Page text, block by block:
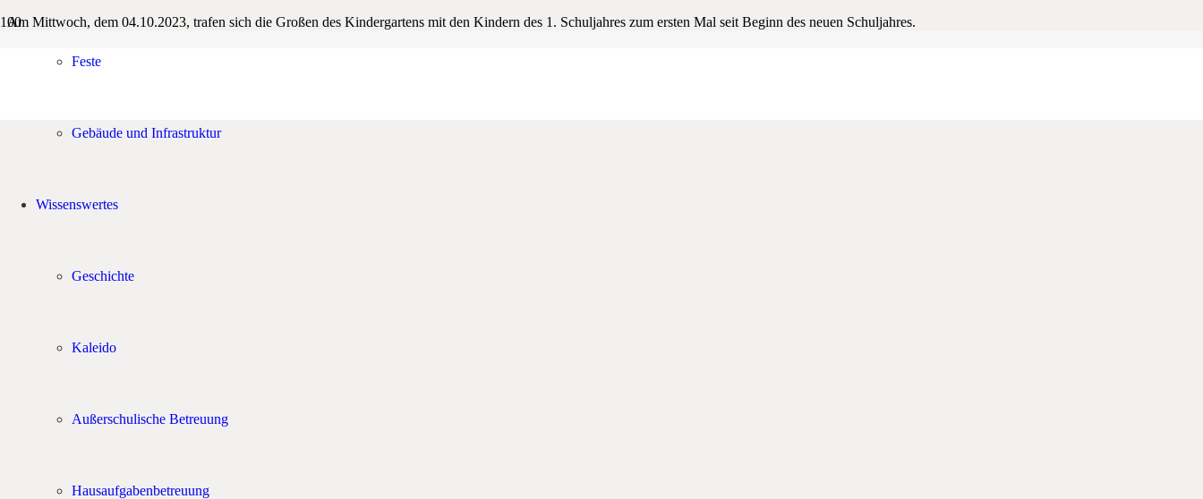
Feste
Gebäude und Infrastruktur
Wissenswertes
Geschichte
Kaleido
Außerschulische Betreuung
Hausaufgabenbetreuung
Am Mittwoch, dem 04.10.2023, trafen sich die Großen des Kindergartens mit den Kindern des 1. Schuljahres zum ersten Mal seit Beginn des neuen Schuljahres.